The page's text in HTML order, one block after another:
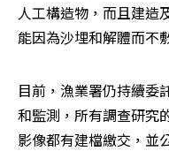
人工構造物，而且建造
能因為沙埋和解體而不
目前，漁業署仍持續委
和監測，所有調查研究
影像都有建檔繳交，並